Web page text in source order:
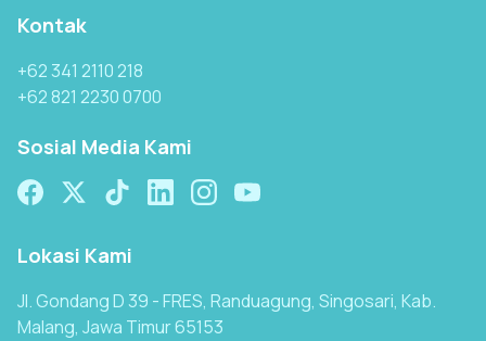
Kontak
+62 341 2110 218
+62 821 2230 0700
Sosial Media Kami
Lokasi Kami
Jl. Gondang D 39 - FRES, Randuagung, Singosari, Kab.
Malang, Jawa Timur 65153